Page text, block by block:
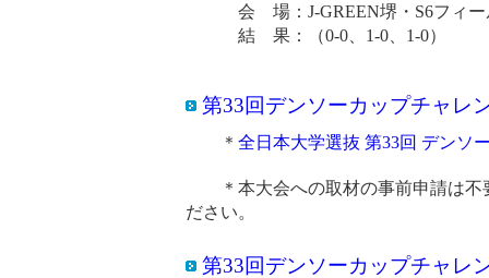
会 場：J-GREEN堺・S6フィー
結 果：（0-0、1-0、1-0）
第33回デンソーカップチャ
＊ 全日本大学選抜 第33回 デンソ
＊本大会への取材の事前申請は不
ださい。
第33回デンソーカップチャ